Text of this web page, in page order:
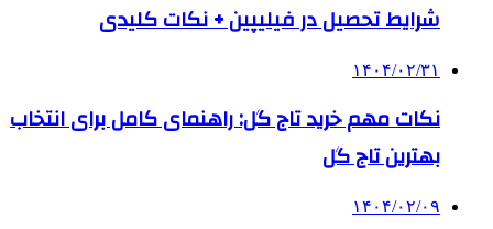
شرایط تحصیل در فیلیپین + نکات کلیدی
۱۴۰۴/۰۲/۳۱
نکات مهم خرید تاج گل: راهنمای کامل برای انتخاب
بهترین تاج گل
۱۴۰۴/۰۲/۰۹